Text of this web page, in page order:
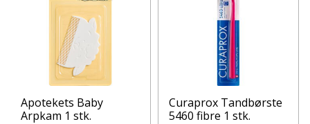
Apotekets Baby
Arpkam 1 stk.
Curaprox Tandbørste
5460 fibre 1 stk.